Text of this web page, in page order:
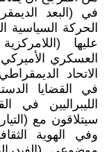
في (البعد
الحركة السياسية
عليها
العسكري
الاتحاد
في القضايا
الليبراليين في
سيتلاقون مع
وفي الهوية